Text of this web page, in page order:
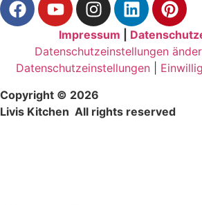
Impressum
Datenschutzeinstellungen
Datenschutzeinstellungen|
Copyright © 2026
Livis Kitchen All rights reserved